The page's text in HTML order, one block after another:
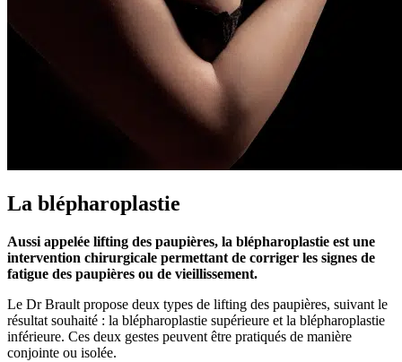
La blépharoplastie
Aussi appelée lifting des paupières, la blépharoplastie est une
intervention chirurgicale permettant de corriger les signes de
fatigue des paupières ou de vieillissement.
Le Dr Brault propose deux types de lifting des paupières, suivant le
résultat souhaité : la blépharoplastie supérieure et la blépharoplastie
inférieure. Ces deux gestes peuvent être pratiqués de manière
conjointe ou isolée.